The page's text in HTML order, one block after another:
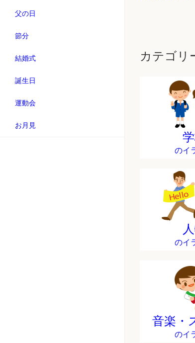
父の日
節分
結婚式
誕生日
運動会
お月見
カテゴリ
のイ
のイ
音楽・
のイ